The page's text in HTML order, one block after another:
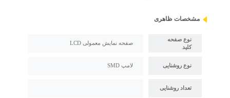
مشخصات ظاهری
نوع صفحه
کلید
صفحه نمایش معمولی LCD
نوع روشنایی لامپ SMD
تعداد روشنایی